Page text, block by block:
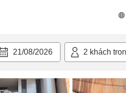
21/08/2026 2 khách